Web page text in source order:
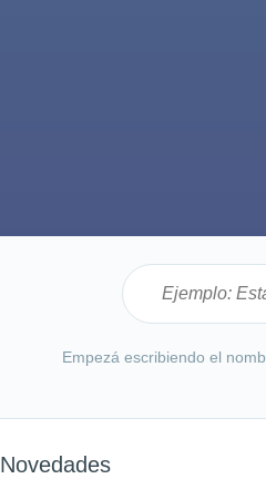
Empezá escribiendo el
Novedades